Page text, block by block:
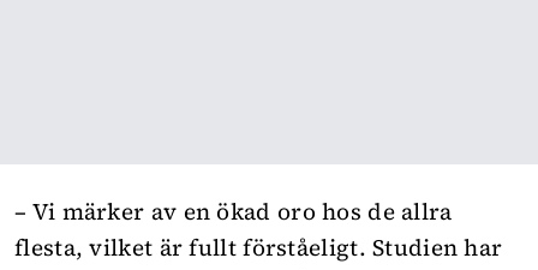
– Vi märker av en ökad oro hos de allra
flesta, vilket är fullt förståeligt. Studien har